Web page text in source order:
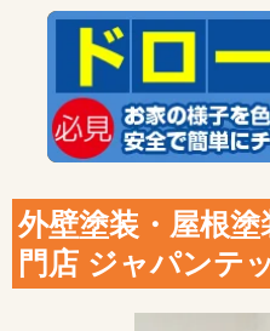
外壁塗装・屋根
門店 ジャパンテ